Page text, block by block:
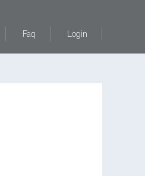
Faq Login